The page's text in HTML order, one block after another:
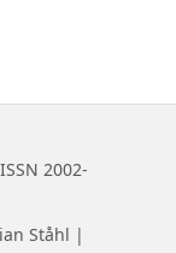
2002-
Ståhl |